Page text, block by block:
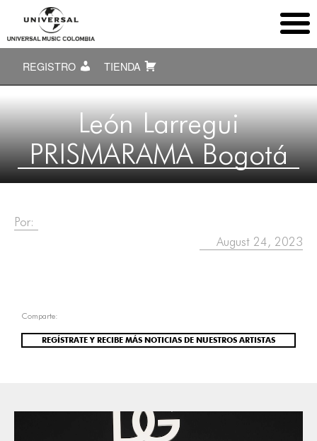
REGISTRO TIENDA
León Larregui
PRISMARAMA Bogotá
Por:
August 24, 2023
Comparte:
REGÍSTRATE Y RECIBE MÁS NOTICIAS DE NUESTROS ARTISTAS